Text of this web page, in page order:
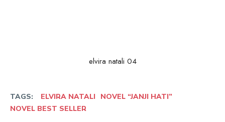
elvira natali 04
TAGS: ELVIRA NATALI
NOVEL “JANJI HATI”
NOVEL BEST SELLER